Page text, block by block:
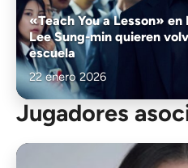
«Teach You a Lesson»
Lee Sung-min quieren
escuela
22 enero 2026
Jugadores